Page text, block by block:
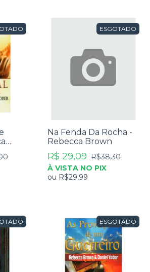
ESGOTADO
Na Fenda Da Rocha -
Rebecca Brown
R$ 29,09 R$38,30
À VISTA NO PIX
ou R$29,99
ESGOTADO